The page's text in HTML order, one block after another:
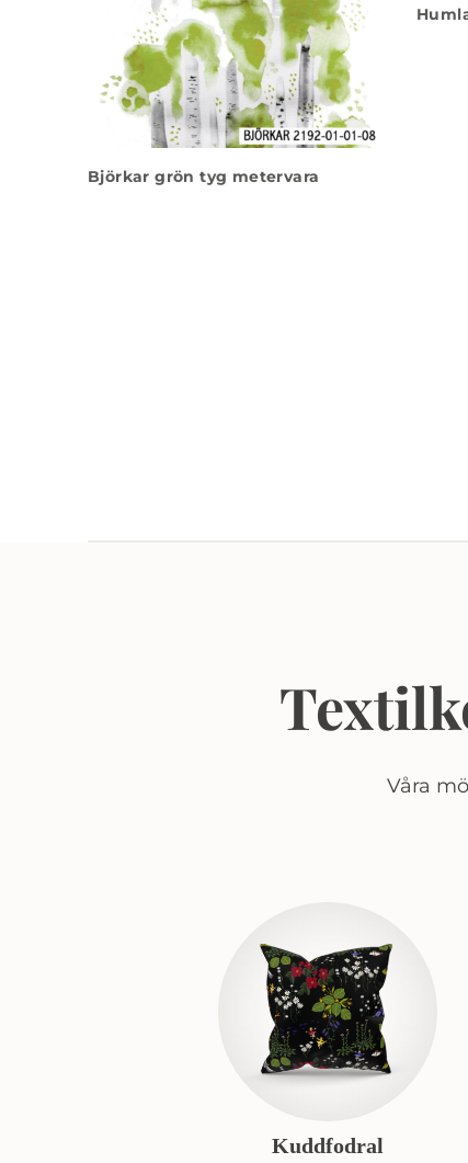
Björkar grön tyg metervara
Våra
Kuddfodral